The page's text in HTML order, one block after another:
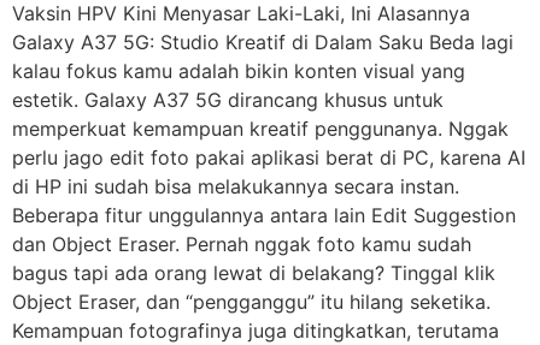
Vaksin HPV Kini Menyasar Laki-Laki, Ini Alasannya
Galaxy A37 5G: Studio Kreatif di Dalam Saku Beda lagi
kalau fokus kamu adalah bikin konten visual yang
estetik. Galaxy A37 5G dirancang khusus untuk
memperkuat kemampuan kreatif penggunanya. Nggak
perlu jago edit foto pakai aplikasi berat di PC, karena AI
di HP ini sudah bisa melakukannya secara instan.
Beberapa fitur unggulannya antara lain Edit Suggestion
dan Object Eraser. Pernah nggak foto kamu sudah
bagus tapi ada orang lewat di belakang? Tinggal klik
Object Eraser, dan “pengganggu” itu hilang seketika.
Kemampuan fotografinya juga ditingkatkan, terutama